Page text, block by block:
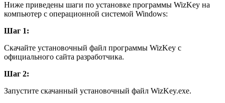
Ниже приведены шаги по установке программы WizKey на
компьютер с операционной системой Windows:
Шаг 1:
Скачайте установочный файл программы WizKey с
официального сайта разработчика.
Шаг 2:
Запустите скачанный установочный файл WizKey.exe.